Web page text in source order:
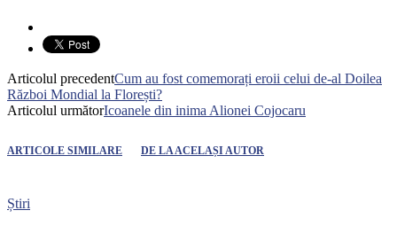
Articolul precedentCum au fost comemorați eroii celui de-al Doilea
Război Mondial la Florești?
Articolul următorIcoanele din inima Alionei Cojocaru
ARTICOLE SIMILARE DE LA ACELAȘI AUTOR
Știri